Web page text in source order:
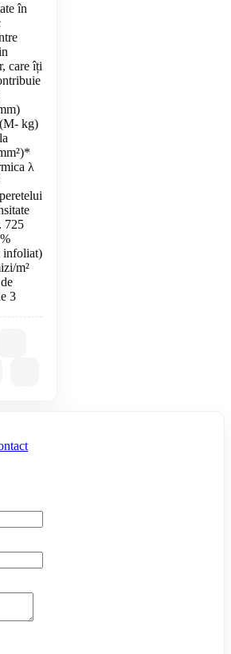
în
care îți
kg)
λ
725
infoliat)
m²
3